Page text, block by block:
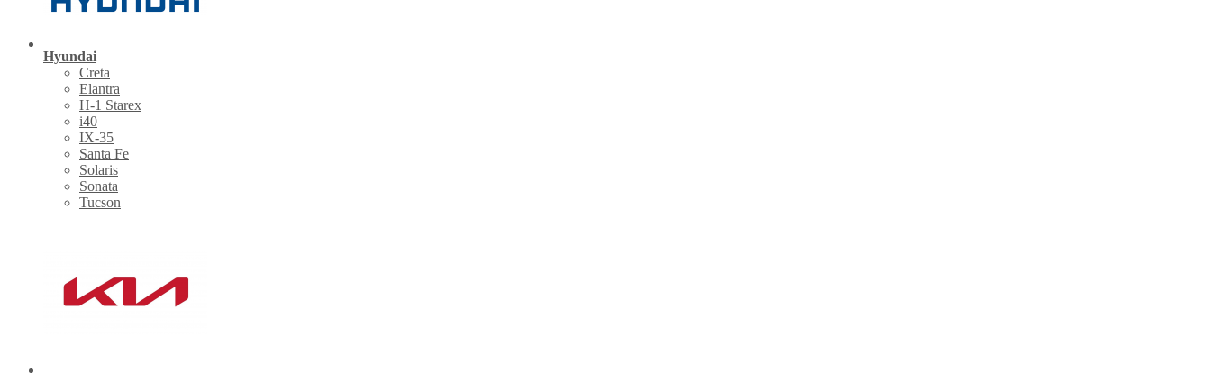
Hyundai
Creta
Elantra
H-1 Starex
i40
IX-35
Santa Fe
Solaris
Sonata
Tucson